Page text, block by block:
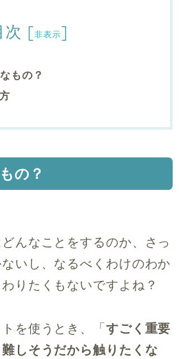
次 [非表示]
もの？
の？
んなことをするのか、さっ
いし、なるべくわけのわか
りたくもないですよね？
を使うとき、「 すごく重要
しそうだから触りたくな